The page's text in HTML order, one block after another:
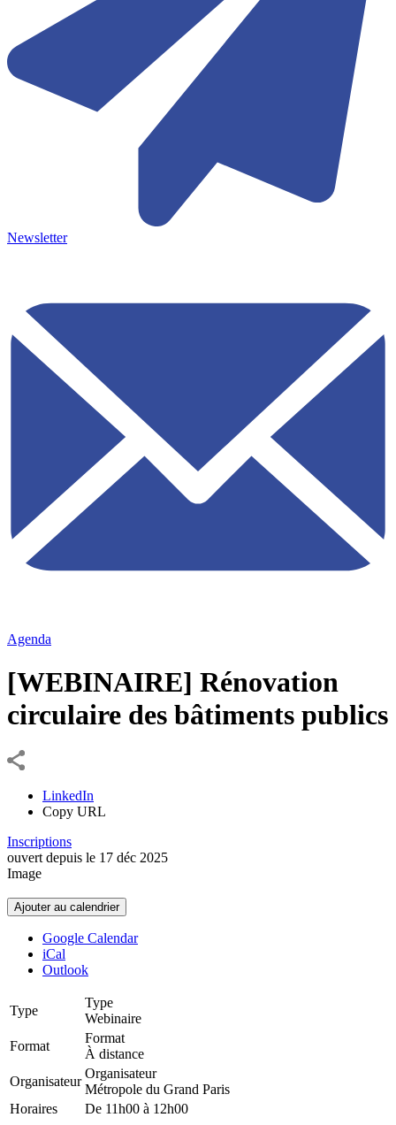
Newsletter
Agenda
[WEBINAIRE] Rénovation
circulaire des bâtiments publics
LinkedIn
Copy URL
Inscriptions
ouvert depuis le 17 déc 2025
Image
Ajouter au calendrier
Google Calendar
iCal
Outlook
Type
Type
Webinaire
Format
Format
À distance
Organisateur
Organisateur
Métropole du Grand Paris
Horaires
De 11h00 à 12h00